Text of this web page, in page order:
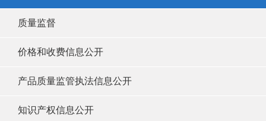
质量监督
价格和收费信息公开
产品质量监管执法信息公开
知识产权信息公开